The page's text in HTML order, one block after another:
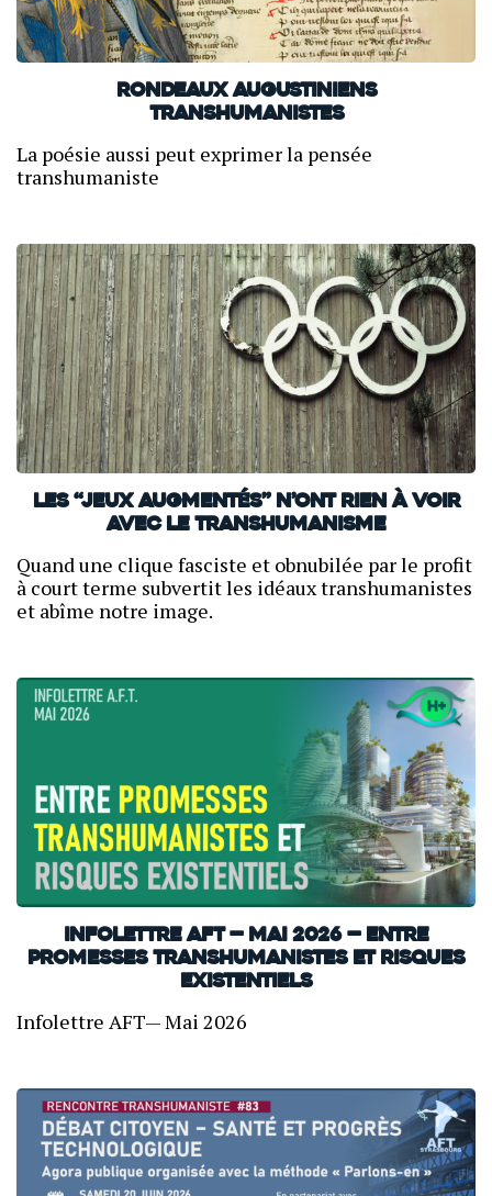
Rondeaux augustiniens
transhumanistes
La poésie aussi peut exprimer la pensée
transhumaniste
Les “Jeux Augmentés” n’ont rien à voir
avec le transhumanisme
Quand une clique fasciste et obnubilée par le profit
à court terme subvertit les idéaux transhumanistes
et abîme notre image.
INFOLETTRE AFT — Mai 2026 — Entre
promesses transhumanistes et risques
existentiels
Infolettre AFT— Mai 2026